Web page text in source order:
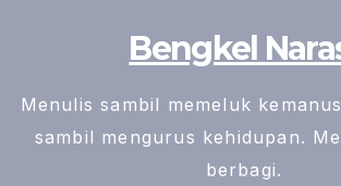
Bengkel
Menulis sambil memeluk
sambil mengurus kehidupan.
berbagi.